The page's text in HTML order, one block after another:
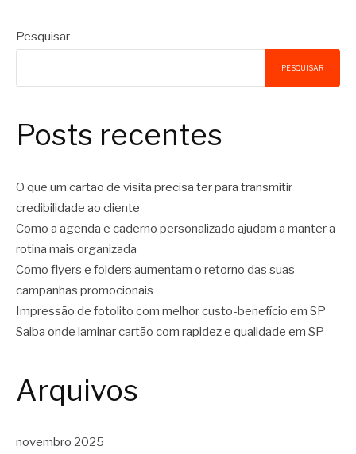
Pesquisar
PESQUISAR
Posts recentes
O que um cartão de visita precisa ter para transmitir
credibilidade ao cliente
Como a agenda e caderno personalizado ajudam a manter a
rotina mais organizada
Como flyers e folders aumentam o retorno das suas
campanhas promocionais
Impressão de fotolito com melhor custo-benefício em SP
Saiba onde laminar cartão com rapidez e qualidade em SP
Arquivos
novembro 2025